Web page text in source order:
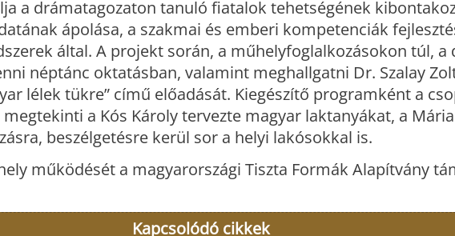
a drámatagozaton tanuló fiatalok tehetségének
ápolása, a szakmai és emberi kompetenciák
által. A projekt során, a műhelyfoglalkozásokon túl, a
néptánc oktatásban, valamint meghallgatni Dr. Szalay
lélek tükre” című előadását. Kiegészítő programként a
megtekinti a Kós Károly tervezte magyar laktanyákat, a
beszélgetésre kerül sor a helyi lakósokkal is.
működését a magyarországi Tiszta Formák Alapítvány
Kapcsolódó cikkek